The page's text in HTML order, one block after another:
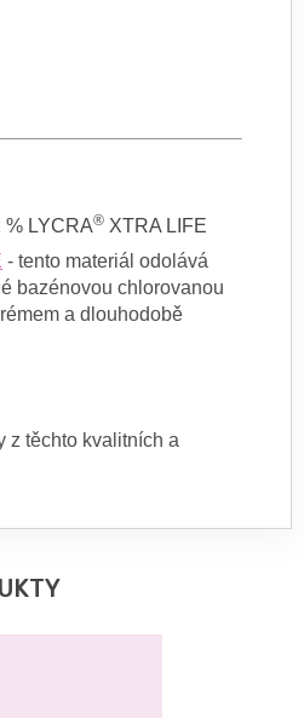
% LYCRA® XTRA LIFE
- tento materiál odolává
bazénovou chlorovanou
a dlouhodobě
z těchto kvalitních a